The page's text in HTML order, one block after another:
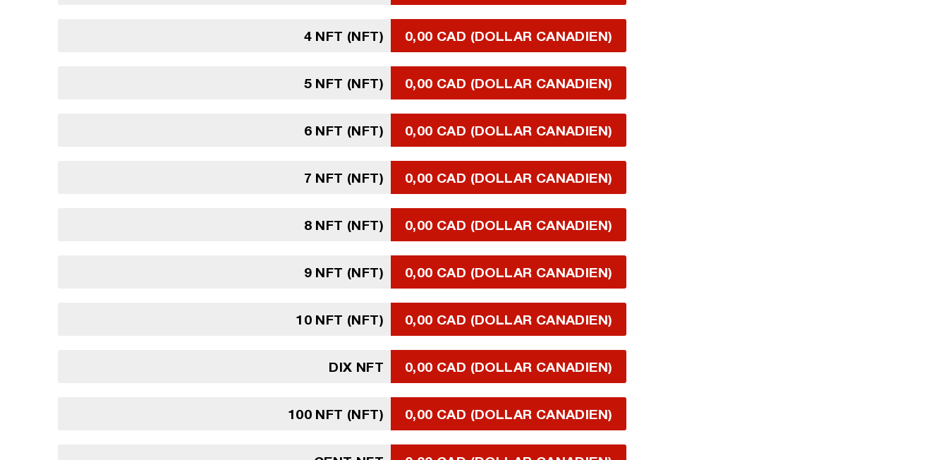
4 NFT (NFT) 0,00 CAD (DOLLAR CANADIEN)
5 NFT (NFT) 0,00 CAD (DOLLAR CANADIEN)
6 NFT (NFT) 0,00 CAD (DOLLAR CANADIEN)
7 NFT (NFT) 0,00 CAD (DOLLAR CANADIEN)
8 NFT (NFT) 0,00 CAD (DOLLAR CANADIEN)
9 NFT (NFT) 0,00 CAD (DOLLAR CANADIEN)
10 NFT (NFT) 0,00 CAD (DOLLAR CANADIEN)
DIX NFT 0,00 CAD (DOLLAR CANADIEN)
100 NFT (NFT) 0,00 CAD (DOLLAR CANADIEN)